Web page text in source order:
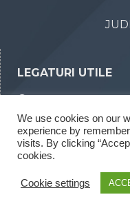
LEGATURI UTILE
Declaratii de
Rapoarte legea
We use cookies on our
experience by
visits. By clicking
cookies.
Cookie settings